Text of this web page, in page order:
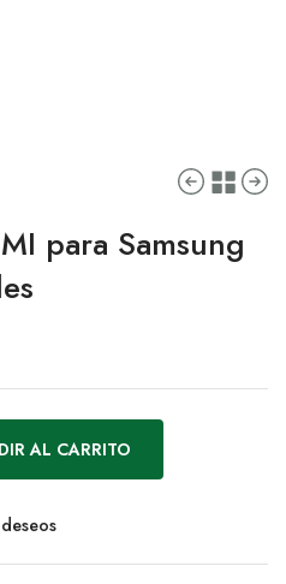
para Samsung
AL CARRITO